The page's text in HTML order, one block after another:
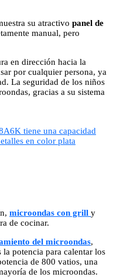
su atractivo panel de
manual, pero
en dirección hacia la
por cualquier persona, ya
La seguridad de los niños
gracias a su sistema
microondas con grill y
de cocinar.
del microondas,
la potencia para calentar los
de 800 vatios, una
de los microondas.